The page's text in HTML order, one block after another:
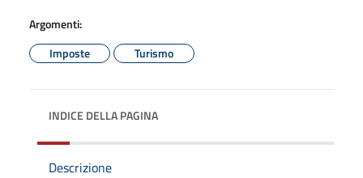
Argomenti:
Imposte
Turismo
INDICE DELLA PAGINA
Descrizione